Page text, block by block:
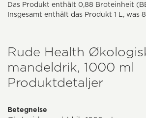
Das Produkt enthält 0,88 Broteinheit
Insgesamt enthält das Produkt 1 L, was
Rude Health
mandeldrik, 1000 ml
Produktdetaljer
Betegnelse